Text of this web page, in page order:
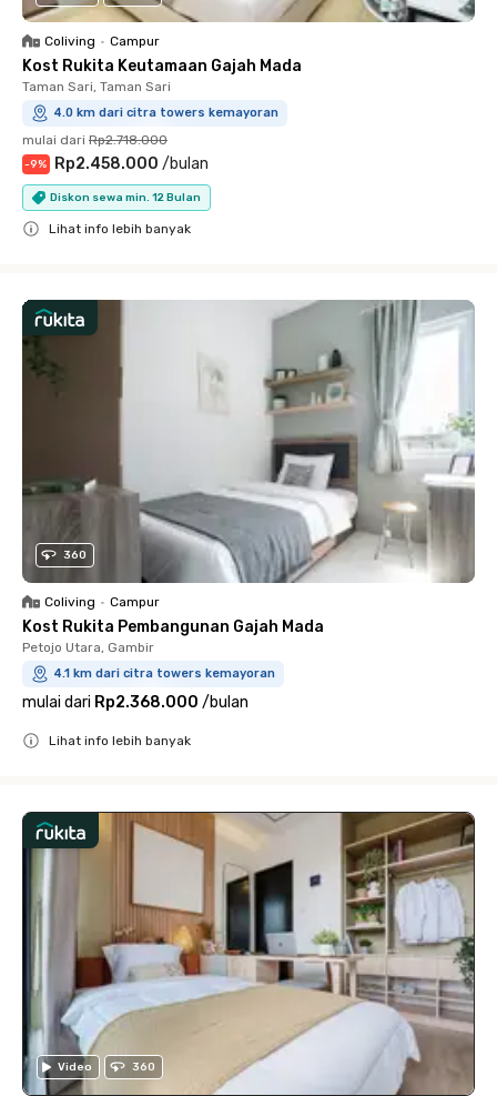
Coliving • Campur
Kost Rukita Keutamaan Gajah Mada
Taman Sari, Taman Sari
4.0 km dari citra towers kemayoran
mulai dari Rp2.718.000
-9% Rp2.458.000 /bulan
Diskon sewa min. 12 Bulan
Lihat info lebih banyak
360
Coliving • Campur
Kost Rukita Pembangunan Gajah Mada
Petojo Utara, Gambir
4.1 km dari citra towers kemayoran
mulai dari Rp2.368.000 /bulan
Lihat info lebih banyak
Video 360